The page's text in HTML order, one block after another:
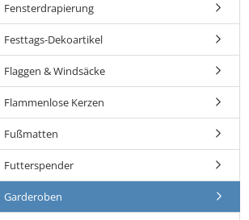
Fensterdrapierung
Festtags-Dekoartikel
Flaggen & Windsäcke
Flammenlose Kerzen
Fußmatten
Futterspender
Garderoben